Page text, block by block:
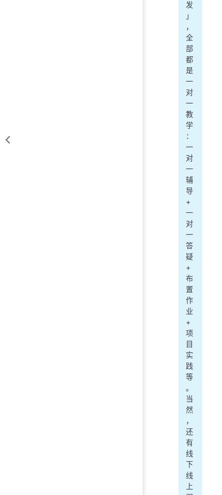
发
」
，
全
部
都
是
一
对
一
教
学
：
一
对
一
辅
导
+
一
对
一
答
疑
+
布
置
作
业
+
项
目
实
践
等
。
当
然
，
还
有
线
下
线
上